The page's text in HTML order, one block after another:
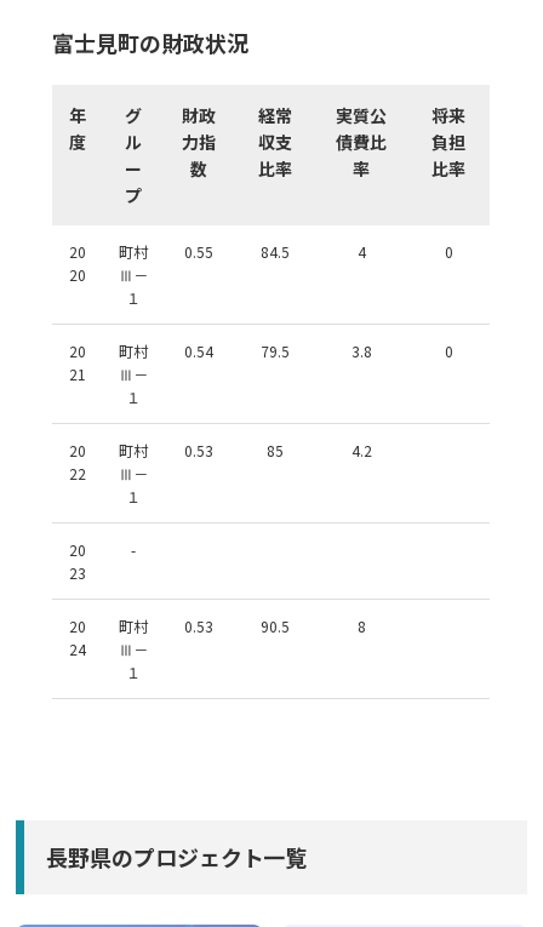
富士見町の財政状況
年
度
グ
ル
ー
プ
財政
力指
数
経常
収支
比率
実質公
債費比
率
将来
負担
比率
20
20
町村
Ⅲ－
１
0.55 84.5 4 0
20
21
町村
Ⅲ－
１
0.54 79.5 3.8 0
20
22
町村
Ⅲ－
１
0.53 85 4.2
20
23
-
20
24
町村
Ⅲ－
１
0.53 90.5 8
長野県のプロジェクト一覧